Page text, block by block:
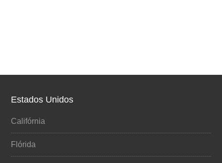
Estados Unidos
Califórnia
Flórida